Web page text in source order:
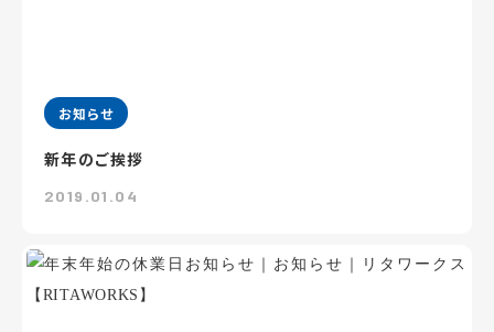
お知らせ
新年のご挨拶
2019.01.04